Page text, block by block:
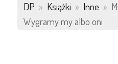
DP » Książki » Inne »
Wygramy my albo oni